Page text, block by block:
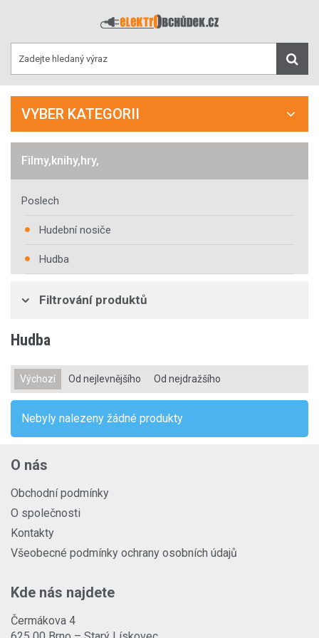
VYBER KATEGORII
Filmy,knihy,hry,
Poslech
Hudební nosiče
Hudba
Filtrování produktů
Hudba
Výchozí Od nejlevnějšího Od nejdražšího
Nebyly nalezeny žádné produkty
O nás
Obchodní podmínky
O společnosti
Kontakty
Všeobecné podmínky ochrany osobních údajů
Kde nás najdete
Čermákova 4